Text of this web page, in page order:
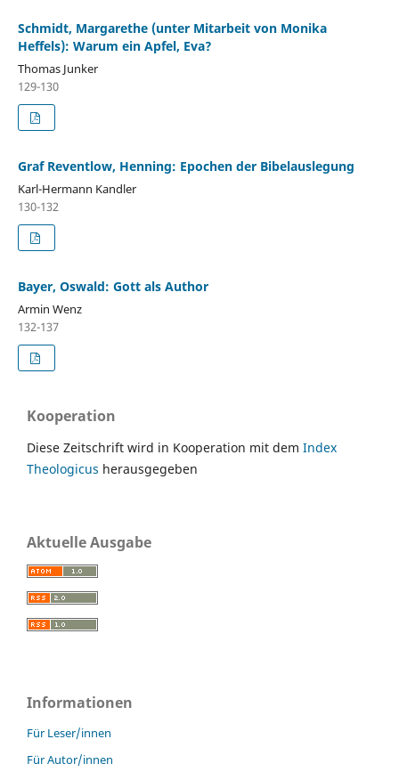
Schmidt, Margarethe (unter Mitarbeit von Monika
Heffels): Warum ein Apfel, Eva?
Thomas Junker
129-130
Graf Reventlow, Henning: Epochen der Bibelauslegung
Karl-Hermann Kandler
130-132
Bayer, Oswald: Gott als Author
Armin Wenz
132-137
Kooperation
Diese Zeitschrift wird in Kooperation mit dem Index
Theologicus herausgegeben
Aktuelle Ausgabe
Informationen
Für Leser/innen
Für Autor/innen